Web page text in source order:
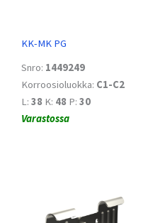
KK-MK PG
Snro: 1449249
Korroosioluokka: C1-C2
L: 38 K: 48 P: 30
Varastossa